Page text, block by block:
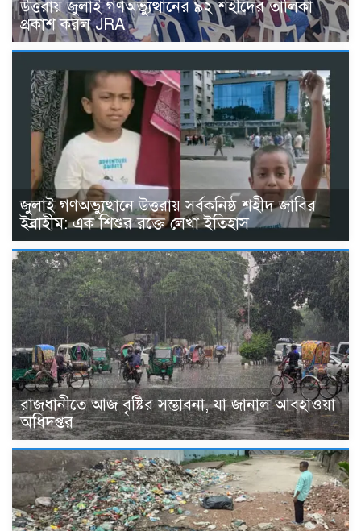
উত্তরায় জুলাই গণঅভ্যুত্থানের ৯২ শহীদের তালিকা
প্রকাশ করল JRA
জুলাই গণঅভ্যুত্থানে উত্তরায় সর্বকনিষ্ঠ শহীদ জাবির
ইব্রাহীম: এক শিশুর রক্তে লেখা ইতিহাস
রাজধানীতে আজ বৃষ্টির সম্ভাবনা, যা জানাল আবহাওয়া
অধিদপ্তর